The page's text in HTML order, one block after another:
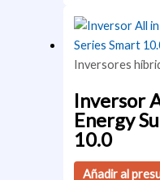
Inversores
Inversor
Energy
10.0
Añadir al